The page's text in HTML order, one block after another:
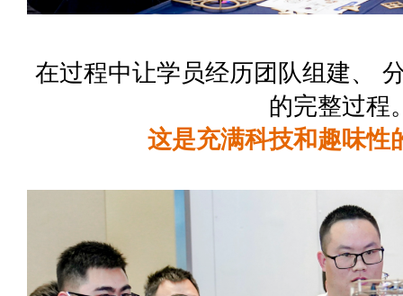
在过程中让学员经历团队组建、
的完整过程
这是充满科技和趣味性